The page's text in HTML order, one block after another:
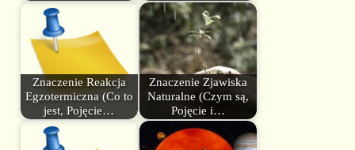
Znaczenie Reakcja
Egzotermiczna (Co to
jest, Pojęcie…
Znaczenie Zjawiska
Naturalne (Czym są,
Pojęcie i…